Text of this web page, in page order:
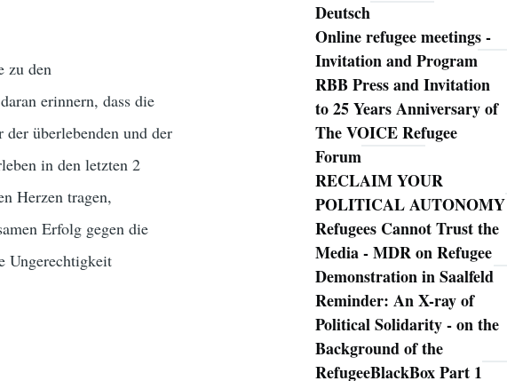
zu den
erinnern, dass die
überlebenden und der
in den letzten 2
Herzen tragen,
Erfolg gegen die
Ungerechtigkeit
Deutsch
Online refugee meetings -
Invitation and Program
RBB Press and Invitation
to 25 Years Anniversary of
The VOICE Refugee
Forum
RECLAIM YOUR
POLITICAL AUTONOMY
Refugees Cannot Trust the
Media - MDR on Refugee
Demonstration in Saalfeld
Reminder: An X-ray of
Political Solidarity - on the
Background of the
RefugeeBlackBox Part 1